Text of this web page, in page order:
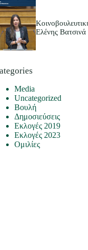
Ελένης Βατσινά
Media
Uncategorized
Βουλή
Δημοσιεύσεις
Εκλογές 2019
Εκλογές 2023
Ομιλίες